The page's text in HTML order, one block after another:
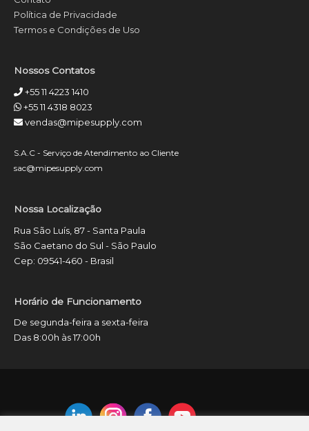
Política de Privacidade
Termos e Condições de Uso
Nossos Contatos
+55 11 4223 1410
+55 11 4318 8023
vendas@mipesupply.com
S.A.C - Serviço de Atendimento ao Cliente
sac@mipesupply.com
Nossa Localização
Rua São Luís, 87 - Santa Paula
São Caetano do Sul - São Paulo
Cep: 09541-460 - Brasil
Horário de Funcionamento
De segunda-feira a sexta-feira
Das 8:00h às 17:00h